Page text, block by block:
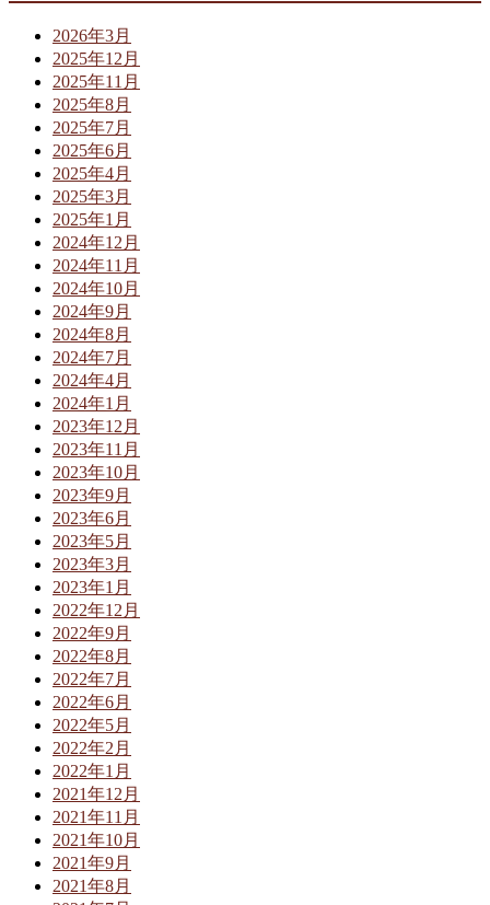
2026年3月
2025年12月
2025年11月
2025年8月
2025年7月
2025年6月
2025年4月
2025年3月
2025年1月
2024年12月
2024年11月
2024年10月
2024年9月
2024年8月
2024年7月
2024年4月
2024年1月
2023年12月
2023年11月
2023年10月
2023年9月
2023年6月
2023年5月
2023年3月
2023年1月
2022年12月
2022年9月
2022年8月
2022年7月
2022年6月
2022年5月
2022年2月
2022年1月
2021年12月
2021年11月
2021年10月
2021年9月
2021年8月